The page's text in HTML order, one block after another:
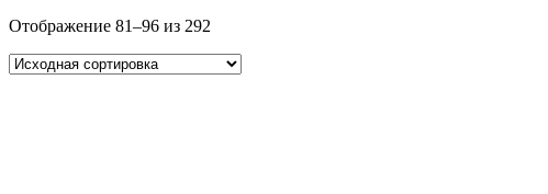
Отображение 81–96 из 292